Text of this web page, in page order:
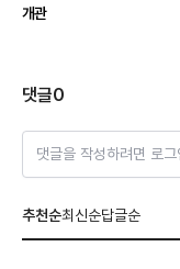
개관
댓글0
댓글을 작성하려면 로그
추천순최신순답글순